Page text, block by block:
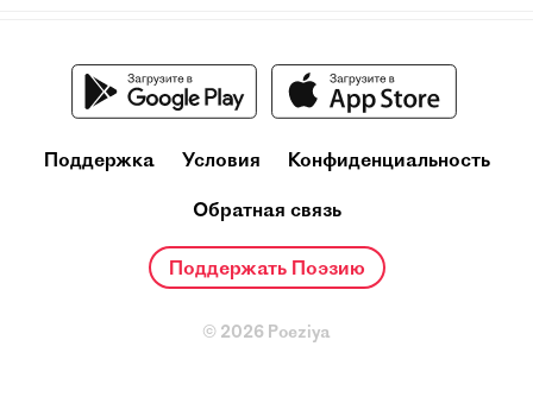
Поддержка Условия Конфиденциальность
Обратная связь
Поддержать Поэзию
© 2026 Poeziya